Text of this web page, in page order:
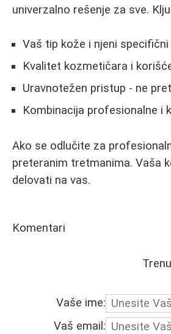
univerzalno rešenje za sve.
Vaš tip kože i njeni specifični
Kvalitet kozmetičara i
Uravnotežen pristup - ne
Kombinacija profesionalne i
Ako se odlučite za
preteranim tretmanima. Vaša
delovati na vas.
Komentari
Vaše ime:
Vaš email: